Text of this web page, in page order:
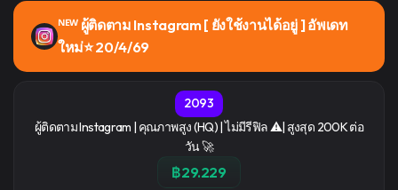
ᴺᴱᵂ ผู้ติดตาม Instagram [ ยังใช้งานได้อยู่ ] อัพเดท
ใหม่⭐ 20/4/69
2093
ผู้ติดตาม Instagram | คุณภาพสูง (HQ) | ไม่มีรีฟิล ⚠️| สูงสุด 200K ต่อ
วัน 🚀
฿29.229